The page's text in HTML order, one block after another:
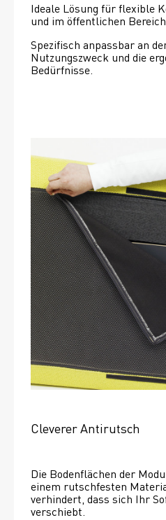
Ideale Lösung für flexible
und im öffentlichen
Spezifisch anpassbar an
Nutzungszweck und die
Bedürfnisse.
Cleverer Antirutsch
Die Bodenflächen der
einem rutschfesten
verhindert, dass sich Ihr
verschiebt.